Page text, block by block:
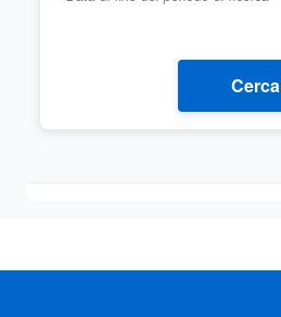
Cerca